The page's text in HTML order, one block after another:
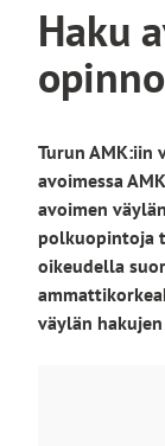
Haku
Turun AMK:iin
avoimessa
avoimen
polkuopintoja
oikeudella
väylän